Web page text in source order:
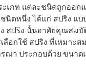
เภท แต่ละชนิดถูกออก
ดหนึ่ง ได้แก่ สปริง แบ
สปริง นั้นอาศัยคุณสม
อกใช้ สปริง ที่เหมาะส
า ประกอบด้วย ขนาด